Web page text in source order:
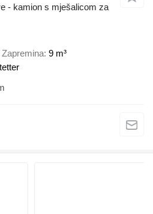
- kamion s mješalicom za
Zapremina 9 m³